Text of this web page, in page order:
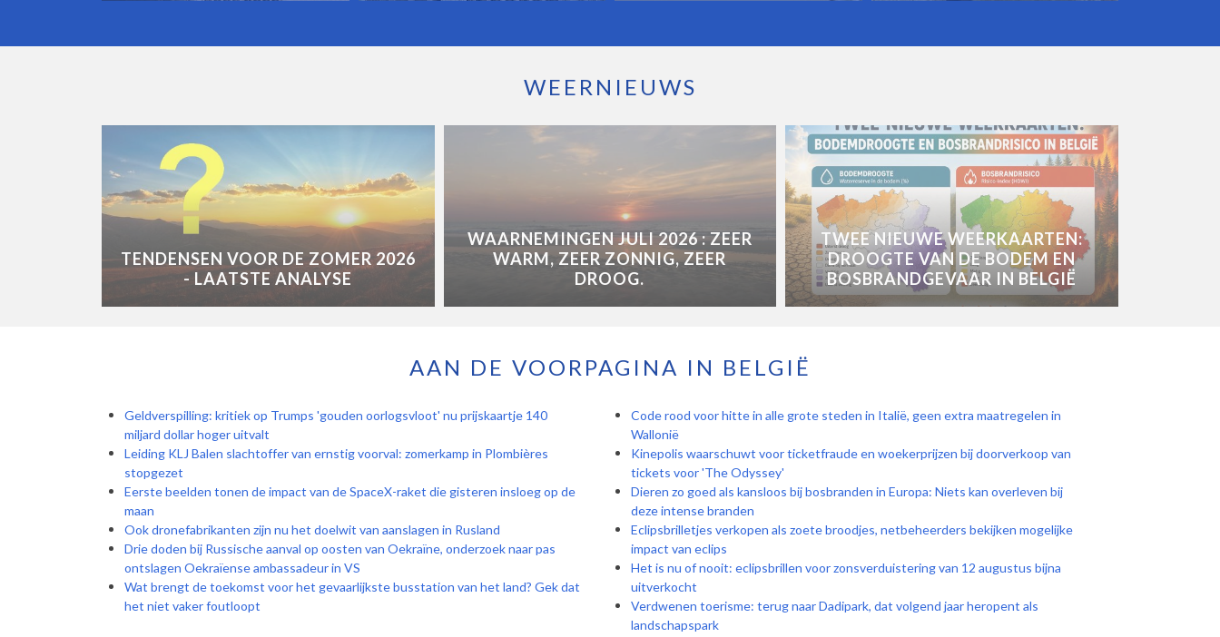
WEERNIEUWS
TENDENSEN VOOR DE ZOMER 2026
- LAATSTE ANALYSE
WAARNEMINGEN JULI 2026 : ZEER
WARM, ZEER ZONNIG, ZEER
DROOG.
TWEE NIEUWE WEERKAARTEN:
DROOGTE VAN DE BODEM EN
BOSBRANDGEVAAR IN BELGIË
AAN DE VOORPAGINA IN BELGIË
Geldverspilling: kritiek op Trumps 'gouden oorlogsvloot' nu prijskaartje 140
miljard dollar hoger uitvalt
Leiding KLJ Balen slachtoffer van ernstig voorval: zomerkamp in Plombières
stopgezet
Eerste beelden tonen de impact van de SpaceX-raket die gisteren insloeg op de
maan
Ook dronefabrikanten zijn nu het doelwit van aanslagen in Rusland
Drie doden bij Russische aanval op oosten van Oekraïne, onderzoek naar pas
ontslagen Oekraïense ambassadeur in VS
Wat brengt de toekomst voor het gevaarlijkste busstation van het land? Gek dat
het niet vaker foutloopt
Code rood voor hitte in alle grote steden in Italië, geen extra maatregelen in
Wallonië
Kinepolis waarschuwt voor ticketfraude en woekerprijzen bij doorverkoop van
tickets voor 'The Odyssey'
Dieren zo goed als kansloos bij bosbranden in Europa: Niets kan overleven bij
deze intense branden
Eclipsbrilletjes verkopen als zoete broodjes, netbeheerders bekijken mogelijke
impact van eclips
Het is nu of nooit: eclipsbrillen voor zonsverduistering van 12 augustus bijna
uitverkocht
Verdwenen toerisme: terug naar Dadipark, dat volgend jaar heropent als
landschapspark